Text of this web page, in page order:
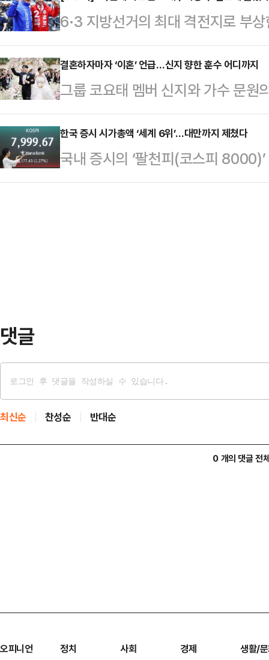
히 서 있다."내 눈에 흙이 들어가도
주…
조사 전문기관 여론조사공정㈜이
100% ARS 방식으로 실시한 여론
보는 42.6%를 얻었다.두 후보 간
이다. 이어 개혁신당 김정철 후보
으로 집…
6·3 지방선거의 최대 격전지로 부
일찌감치 대진표를 확정한 더불어
지율 격차가 오차범위 내로 좁혀지
새다. 공식 선거운동 개막을 일주
라는 각자의 승부수를 던진 두 후보
이 JTBC의뢰로 지난 5~6일 무선
서 추 후보는 41%, 김 후보는 40%
관 입소스가…
결혼하자마자 ‘이혼’ 언급…신지 향한 훈수 어디까지
그룹 코요태 멤버 신지와 가수 문원
발언이 논란을 빚고 있다.논란의 당
하는 이지훈 변호사로 그는 신지의
그래도 신지, 이건 에바다’, ‘주변
가 행복하기 위한 5가지 필수템’, ‘
한국 증시 시가총액 ‘세계 6위’…대만까지 제쳤다
국내 증시의 ‘팔천피(코스피
시가총액이 대만을 넘어 세계 6위
댓글
최신순 찬성순 반대순
0 개의 댓글 전
오피니언 정치 사회 경제 생활/